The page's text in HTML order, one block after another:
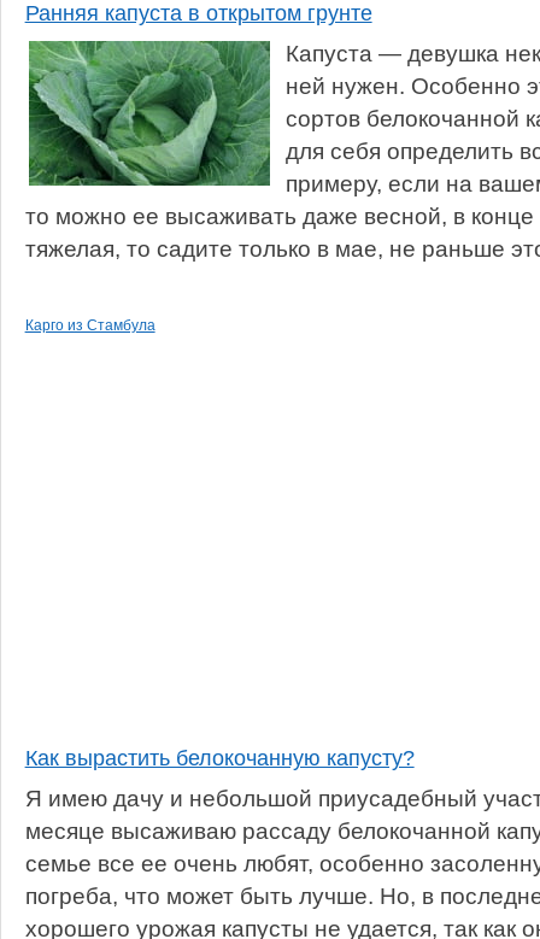
Ранняя капуста в открытом грунте
Капуста — девушка
ней нужен. Особенно
сортов белокочанной
для себя определить
примеру, если на
то можно ее высаживать даже весной, в
тяжелая, то садите только в мае, не раньше
Карго из Стамбула
Как вырастить белокочанную капусту?
Я имею дачу и небольшой приусадебный
месяце высаживаю рассаду белокочанной
семье все ее очень любят, особенно
погреба, что может быть лучше. Но, в
хорошего урожая капусты не удается, так как